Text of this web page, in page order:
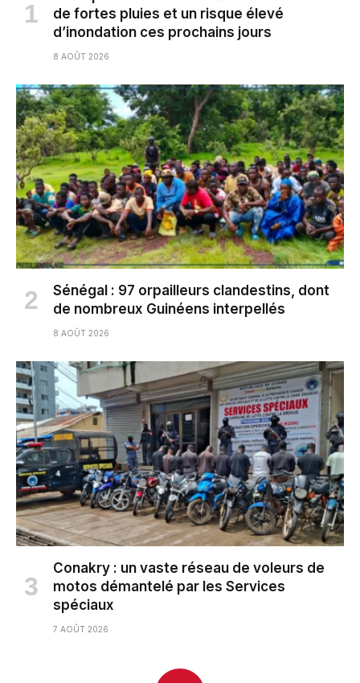
de fortes pluies et un risque élevé
d’inondation ces prochains jours
8 AOÛT 2026
Sénégal : 97 orpailleurs clandestins, dont
de nombreux Guinéens interpellés
8 AOÛT 2026
Conakry : un vaste réseau de voleurs de
motos démantelé par les Services
spéciaux
7 AOÛT 2026